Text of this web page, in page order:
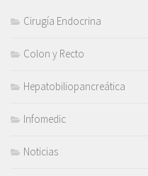
Cirugía Endocrina
Colon y Recto
Hepatobiliopancreática
Infomedic
Noticias